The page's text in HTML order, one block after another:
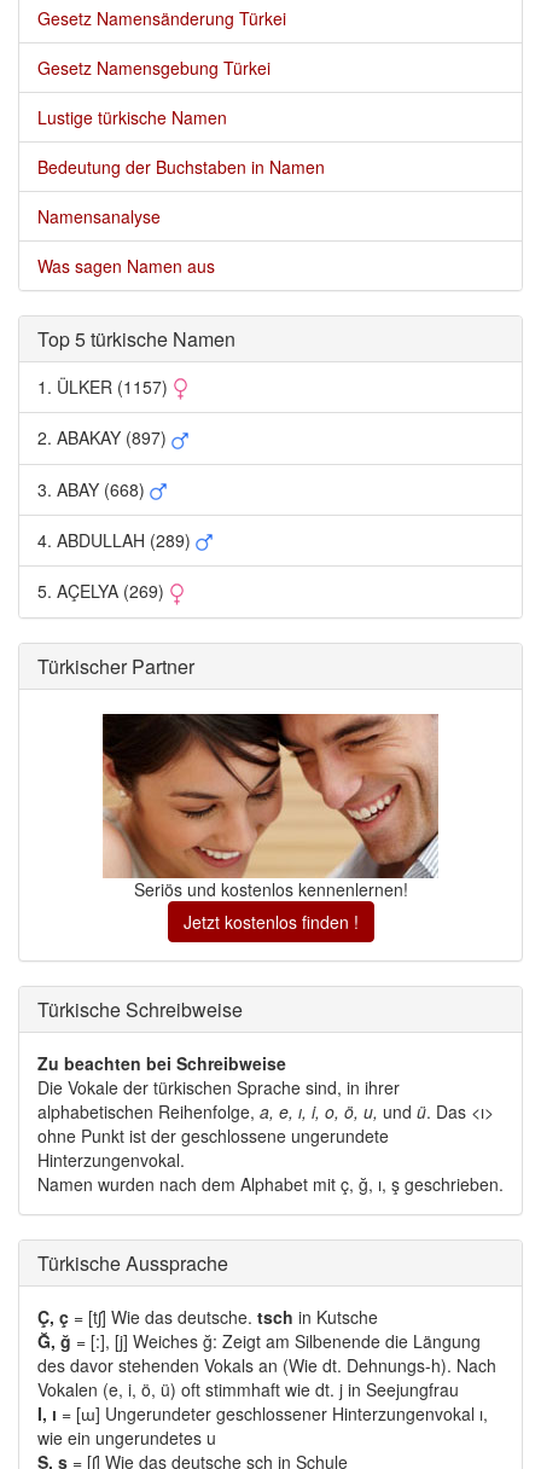
Gesetz Namensänderung Türkei
Gesetz Namensgebung Türkei
Lustige türkische Namen
Bedeutung der Buchstaben in Namen
Namensanalyse
Was sagen Namen aus
Top 5 türkische Namen
1. ÜLKER (1157)
2. ABAKAY (897)
3. ABAY (668)
4. ABDULLAH (289)
5. AÇELYA (269)
Türkischer Partner
Seriös und kostenlos kennenlernen!
Jetzt kostenlos finden !
Türkische Schreibweise
Zu beachten bei Schreibweise
Die Vokale der türkischen Sprache sind, in ihrer
alphabetischen Reihenfolge, a, e, ı, i, o, ö, u, und ü. Das <ı>
ohne Punkt ist der geschlossene ungerundete
Hinterzungenvokal.
Namen wurden nach dem Alphabet mit ç, ğ, ı, ş geschrieben.
Türkische Aussprache
Ç, ç = [tʃ] Wie das deutsche. tsch in Kutsche
Ğ, ğ = [:], [j] Weiches ğ: Zeigt am Silbenende die Längung
des davor stehenden Vokals an (Wie dt. Dehnungs-h). Nach
Vokalen (e, i, ö, ü) oft stimmhaft wie dt. j in Seejungfrau
I, ı = [ɯ] Ungerundeter geschlossener Hinterzungenvokal ı,
wie ein ungerundetes u
Ş, ş = [ʃ] Wie das deutsche sch in Schule